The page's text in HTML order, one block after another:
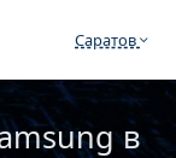
Саратов
в